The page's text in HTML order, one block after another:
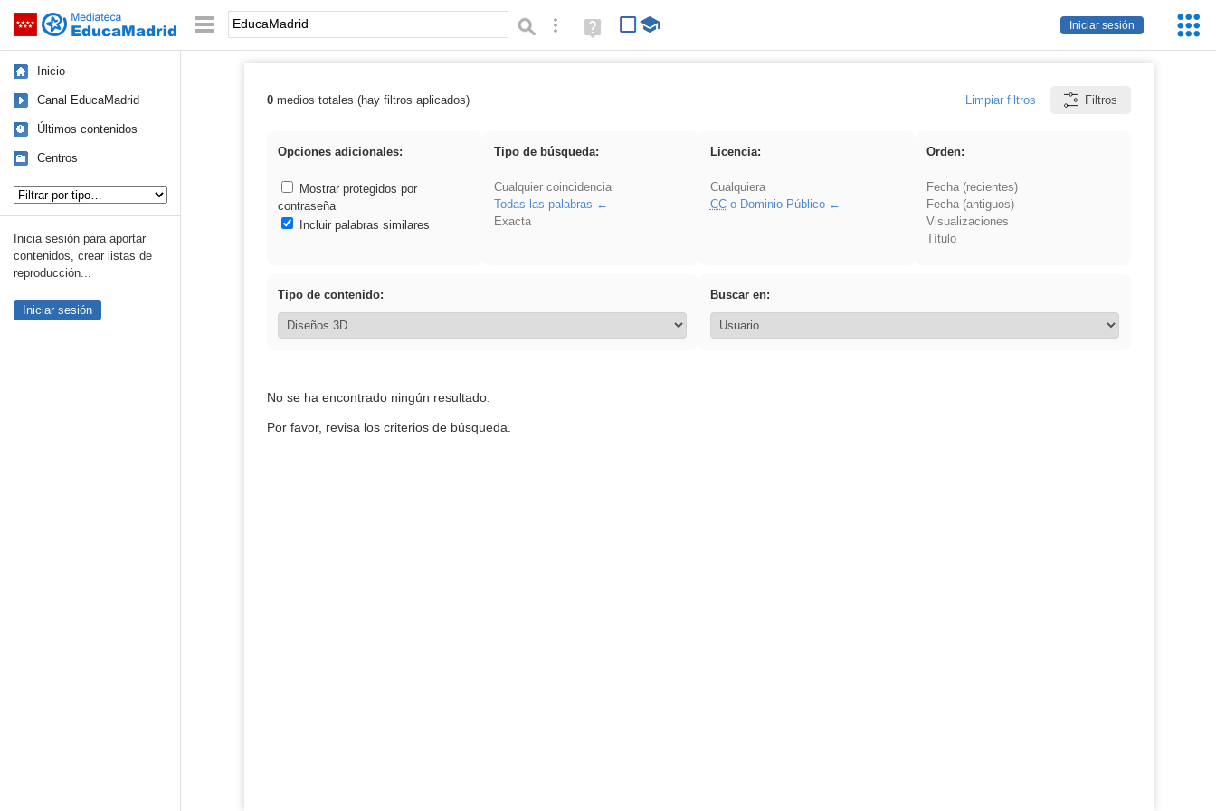
Saltar navegación
Iniciar sesión
Palabra o frase: Búsqueda avanzada
Ayuda
(en
Inicio
Canal EducaMadrid
Últimos contenidos
Centros
Inicia sesión para aportar
contenidos, crear listas de
reproducción...
Iniciar sesión
Resultados de: EducaMadrid
0medios totales (hay filtros aplicados) Limpiar filtros Filtros
Opciones adicionales:
Mostrar protegidos por
contraseña
Incluir palabras similares
Tipo de búsqueda:
Cualquier coincidencia
Todas las palabras
Exacta
Licencia:
Cualquiera
CCo Dominio Público
Orden:
Fecha (recientes)
Fecha (antiguos)
Visualizaciones
Título
Tipo de contenido: Buscar en:
No se ha encontrado ningún resultado.
Por favor, revisa los criterios de búsqueda.